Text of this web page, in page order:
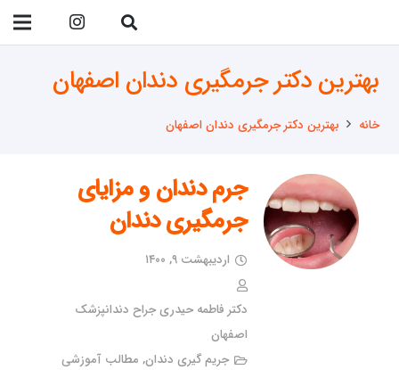
بهترین دکتر جرمگیری دندان اصفهان
خانه بهترین دکتر جرمگیری دندان اصفهان
جرم دندان و مزایای
جرمگیری دندان
اردیبهشت ۹, ۱۴۰۰
دکتر فاطمه حیدری جراح دندانپزشک
اصفهان
جریم گیری دندان, مطالب آموزشی